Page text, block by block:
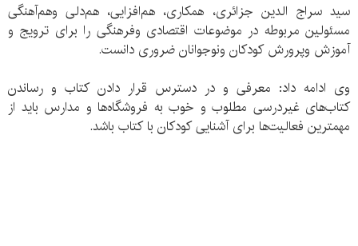
سید سراج الدین جزائری، همکاری، هم‌افزایی، هم‌دلی وهم‌آهنگی
مسئولین مربوطه در موضوعات اقتصادی وفرهنگی را برای ترویج و
آموزش وپرورش کودکان ونوجوانان ضروری دانست.
وی ادامه داد: معرفی و در دسترس قرار دادن کتاب و رساندن
کتاب‌های غیردرسی مطلوب و خوب به فروشگاه‌ها و مدارس باید از
مهمترین فعالیت‌ها برای آشنایی کودکان با کتاب باشد.